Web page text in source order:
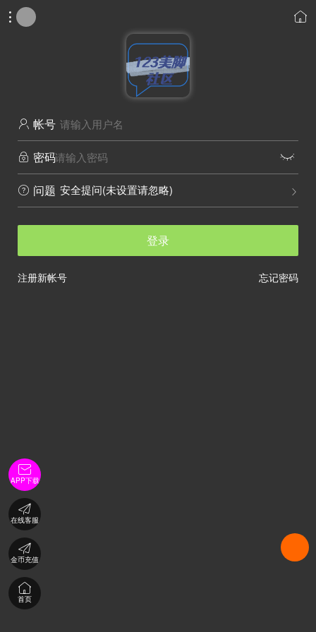
 
 帐号
 密码 
 问题 
安全提问(未设置请忽略)
登录
忘记密码
注册新帐号

APP下载

在线客服

金币充值

首页